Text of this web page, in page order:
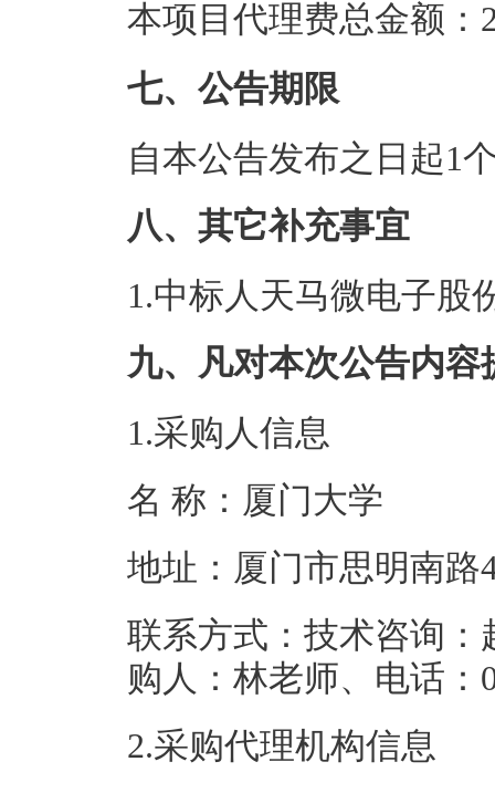
本项目代理费总金额：
七、公告期限
自本公告发布之日起1
八、其它补充事宜
1.中标人天马微电子股
九、凡对本次公告内
1.采购人信息
名 称：厦门
地址：厦门市
联系方式：技术咨询：
购人：林老师、
2.采购代理机构信息